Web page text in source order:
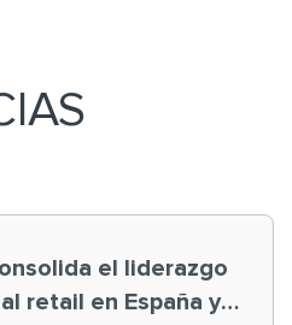
el liderazgo
retail en España y